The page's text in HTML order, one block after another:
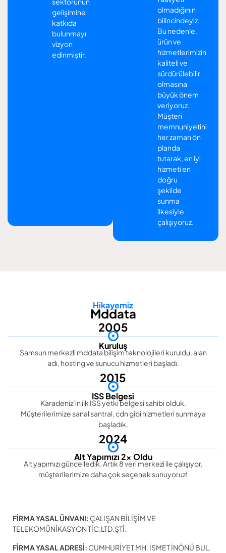
gelişimine
katkıda
bulunmayı
vizyon
edinmiştir.
olmadığının
bilincindeyiz.
Bu nedenle,
ürün ve
hizmetlerimizin
kaliteli ve
sürdürülebilir
olmasına
büyük önem
veriyoruz.
Müşteri
memnuniyetini
her zaman ön
planda
tutarak, en iyi
hizmeti en
doğru
şekilde
sunma
ilkesiyle
çalışıyoruz.
Hikayemiz
Mddata
2005
Kuruluş
Samsun merkezli mddata bilişim teknolojileri kuruldu. alan
adı, hosting ve sunucu hizmetleri başladı.
2015
ISS Belgesi
Karadeniz’in ilk ISS yetki belgesi sahibi olduk.
Müşterilerimize sanal santral, cdn gibi hizmetleri sunmaya
başladık.
2024
Alt Yapımızı 2x Oldu
Alt yapımızı güncelledik. Artık 8 veri merkezi ile çalışıyor,
müşterilerimize daha çok seçenek sunuyoruz!
FİRMA YASAL ÜNVANI: ÇALIŞAN BİLİŞİM VE
TELEKOMÜNİKASYON TİC.LTD.ŞTİ.
FİRMA YASAL ADRESİ: CUMHURİYET MH. İSMET İNÖNÜ BUL.